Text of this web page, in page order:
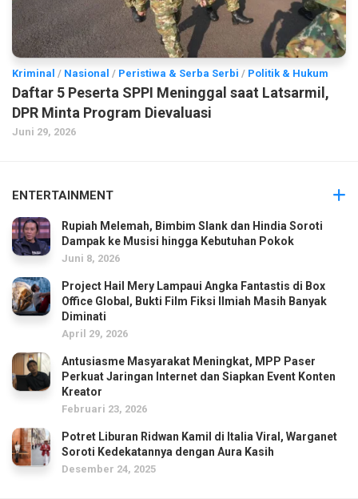
Kriminal / Nasional / Peristiwa & Serba Serbi / Politik & Hukum
Daftar 5 Peserta SPPI Meninggal saat Latsarmil,
DPR Minta Program Dievaluasi
Juni 29, 2026
ENTERTAINMENT
Rupiah Melemah, Bimbim Slank dan Hindia Soroti
Dampak ke Musisi hingga Kebutuhan Pokok
Juni 8, 2026
Project Hail Mery Lampaui Angka Fantastis di Box
Office Global, Bukti Film Fiksi Ilmiah Masih Banyak
Diminati
April 29, 2026
Antusiasme Masyarakat Meningkat, MPP Paser
Perkuat Jaringan Internet dan Siapkan Event Konten
Kreator
Februari 23, 2026
Potret Liburan Ridwan Kamil di Italia Viral, Warganet
Soroti Kedekatannya dengan Aura Kasih
Desember 24, 2025